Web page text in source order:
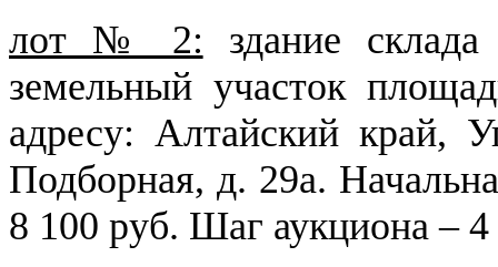
лот № 2: здание
земельный участок
адресу: Алтайский край,
Подборная, д. 29а.
8 100 руб. Шаг аукциона –